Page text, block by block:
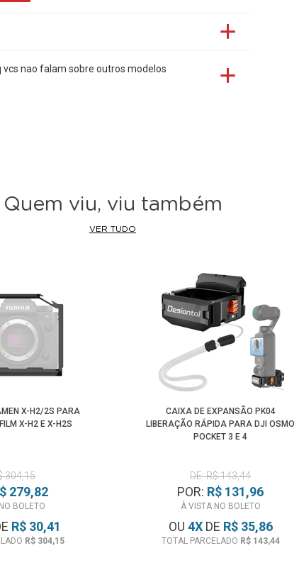
nao falam sobre outros modelos
Quem viu, viu também
VER TUDO
X-H2/2S PARA
X-H2 E X-H2S
304,15
279,82
BOLETO
R$ 30,41
R$ 304,15
CAIXA DE EXPANSÃO PK04
LIBERAÇÃO RÁPIDA PARA DJI OSMO
POCKET 3 E 4
DE: R$ 143,44
POR: R$ 131,96
À VISTA NO BOLETO
OU 4XDE R$ 35,86
TOTAL PARCELADO R$ 143,44